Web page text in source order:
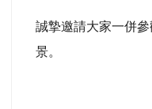
誠摯邀請大家一併
景。